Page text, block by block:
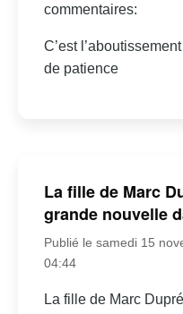
commentaires:
C’est
de patience
La fille de Marc
grande nouvelle
Publié le samedi 15
04:44
La fille de Marc